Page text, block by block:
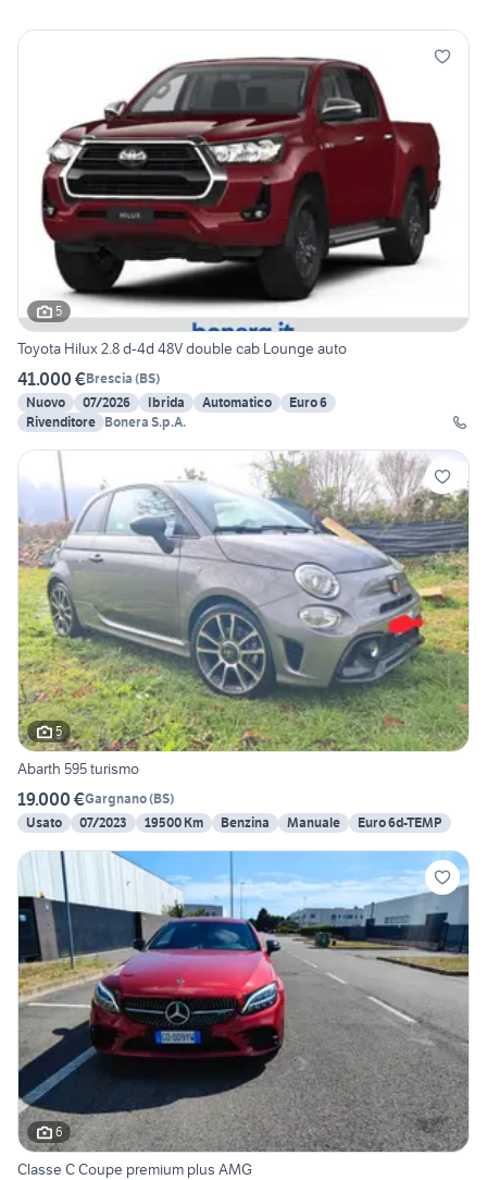
5
Toyota Hilux 2.8 d-4d 48V double cab Lounge auto
41.000 €Brescia (BS)
Nuovo
07/2026 Ibrida Automatico
Euro 6
Rivenditore Bonera S.p.A.
5
Abarth 595 turismo
19.000 €Gargnano(BS)
Usato
07/2023 19500 Km Benzina Manuale Euro 6d-TEMP
6
Classe C Coupe premium plus AMG